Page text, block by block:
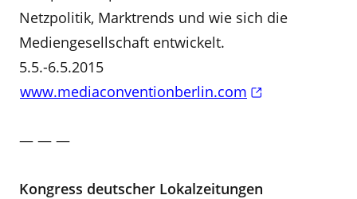
Netzpolitik, Marktrends und wie sich die
Mediengesellschaft entwickelt.
5.5.-6.5.2015
www.mediaconventionberlin.com
— — —
Kongress deutscher Lokalzeitungen